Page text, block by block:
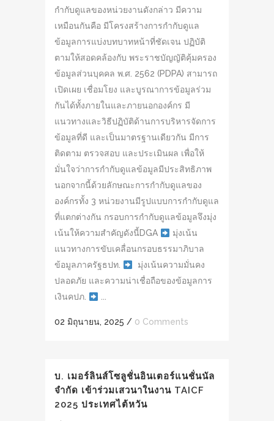
กำกับดูแลของหน่วยงานดังกล่าว มีความ
เหมือนกันคือ มีโครงสร้างการกำกับดูแล
ข้อมูลการแบ่งบทบาทหน้าที่ชัดเจน ปฏิบัติ
ตามให้สอดคล้องกับ พระราชบัญญัติคุ้มครอง
ข้อมูลส่วนบุคคล พ.ศ. 2562 (PDPA) สามารถ
เปิดเผย เชื่อมโยง และบูรณาการข้อมูลร่วม
กันได้ทั้งภายในและภายนอกองค์กร มี
แนวทางและวิธีปฏิบัติด้านการบริหารจัดการ
ข้อมูลที่ดี และเป็นมาตรฐานเดียวกัน มีการ
ติดตาม ตรวจสอบ และประเมินผล เพื่อให้
มั่นใจว่าการกำกับดูแลข้อมูลมีประสิทธิภาพ
นอกจากนี้ด้วยลักษณะการกำกับดูแลของ
องค์กรทั้ง 3 หน่วยงานมีรูปแบบการกำกับดูแล
ที่แตกต่างกัน กรอบการกำกับดูแลข้อมูลจึงมุ่ง
เน้นให้ความสำคัญดังนี้DGA
มุ่งเน้น
แนวทางการขับเคลื่อนกรอบธรรมาภิบาล
ข้อมูลภาครัฐธปท.
มุ่งเน้นความมั่นคง
ปลอดภัย และความน่าเชื่อถือของข้อมูลการ
เงินคปภ.
02 มิถุนายน, 2025 / 0 Comments
บ. เมอร์ลินส์โซลูชั่นอินเตอร์แนชั่นนัล
จำกัด เข้าร่วมเสวนาในงาน TAICF
2025 ประเทศไต้หวัน